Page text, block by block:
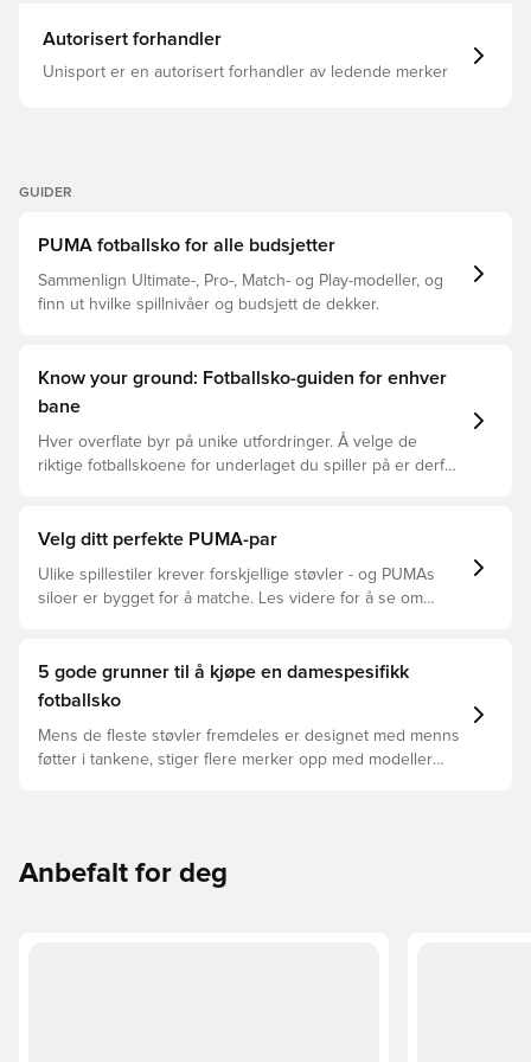
Autorisert forhandler
Unisport er en autorisert forhandler av ledende merker
GUIDER
PUMA fotballsko for alle budsjetter
Sammenlign Ultimate-, Pro-, Match- og Play-modeller, og
finn ut hvilke spillnivåer og budsjett de dekker.
Know your ground: Fotballsko-guiden for enhver
bane
Hver overflate byr på unike utfordringer. Å velge de
riktige fotballskoene for underlaget du spiller på er derfor
fotballsko som er det beste valget for de forskjellige
Velg ditt perfekte PUMA-par
Ulike spillestiler krever forskjellige støvler - og PUMAs
siloer er bygget for å matche. Les videre for å se om
5 gode grunner til å kjøpe en damespesifikk
fotballsko
Mens de fleste støvler fremdeles er designet med menns
føtter i tankene, stiger flere merker opp med modeller
Anbefalt for deg